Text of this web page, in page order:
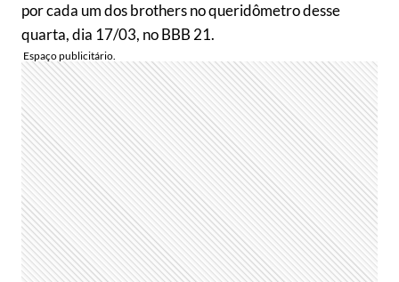
por cada um dos brothers no queridômetro desse
quarta, dia 17/03, no BBB 21.